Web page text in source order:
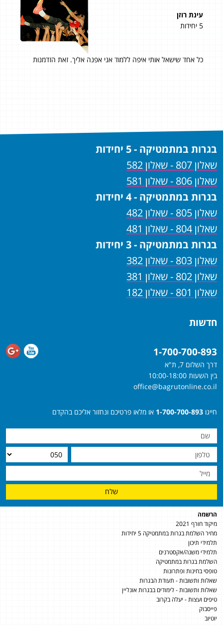
עינת רוזן
5 יחידות
כל אחד שישאל אותי איפה ללמוד אני אפנה אליך. זאת הזדמנות
בגרות במתמטיקה - 5 יחידות
שאלון 807 - שאלון 582
שאלון 806 - שאלון 581
בגרות במתמטיקה - 4 יחידות
שאלון 805 - שאלון 482
שאלון 804 - שאלון 481
בגרות במתמטיקה - 3 יחידות
שאלון 803 - שאלון 382
שאלון 802 - שאלון 381
שאלון 801 - שאלון 182
חדשות
1-700-700-893
דרך השלום 7, ת"א
בין השעות 10:00-18:00
office@bagrutonline.co.il
חייגו 1-700-700-893 או מלאו פרטיכם ונחזור אליכם בהקדם
שלח
הרשמה
מיקוד חורף 2021
מחיר השלמת בגרות במתמטיקה 5 יחידות
תלמידי תיכון
תלמידי משנה/אקסטרנים
השלמת בגרות במתמטיקה
טופסי בחינות ופתרונות
שאלות ותשובות - תעודת הבגרות
שאלות ותשובות - לימודים בבגרות אונליין
טיפים ועצות - יעלה בקרוב
פייסבוק
יוטיוב